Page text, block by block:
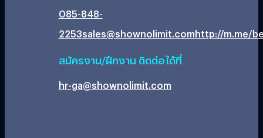
085-848-
2253sales@shownolimit.comhttp://m.me/
สมัครงาน/ฝึกงาน ติดต่อได้ที่
hr-ga@shownolimit.com